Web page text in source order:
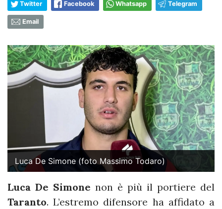
Twitter Facebook Whatsapp Telegram
Email
Luca De Simone (foto Massimo Todaro)
Luca De Simone non è più il portiere del
Taranto. L’estremo difensore ha affidato a